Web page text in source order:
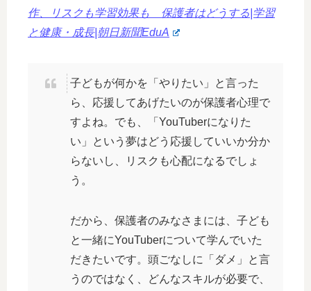
作、リスクも学習効果も 保護者はどうする|学習
と健康・成長|朝日新聞EduA
子どもが何かを「やりたい」と言った
ら、応援してあげたいのが保護者心理で
すよね。でも、「YouTuberになりた
い」という夢はどう応援していいか分か
らないし、リスクも心配になるでしょ
う。
だから、保護者のみなさまには、子ども
と一緒にYouTuberについて学んでいた
だきたいです。頭ごなしに「ダメ」と言
うのではなく、どんなスキルが必要で、